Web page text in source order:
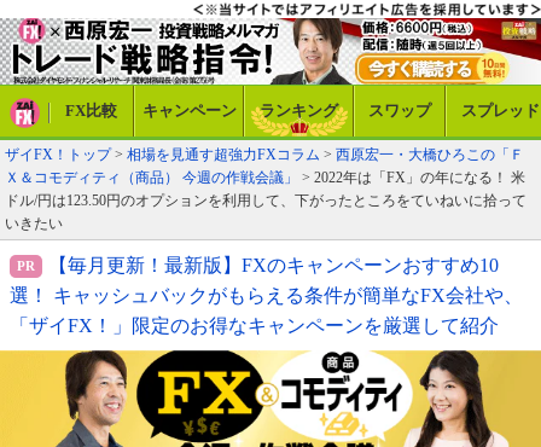
FX比較 キャンペーン ランキング スワップ スプレッド
ザイFX！トップ> 相場を見通す超強力FXコラム > 西原宏一・大橋ひろこの「Ｆ
Ｘ＆コモディティ（商品） 今週の作戦会議」
> 2022年は「FX」の年になる！ 米
ドル/円は123.50円のオプションを利用して、下がったところをていねいに拾って
いきたい
【毎月更新！最新版】FXのキャンペーンおすすめ10
選！ キャッシュバックがもらえる条件が簡単なFX会社や、
「ザイFX！」限定のお得なキャンペーンを厳選して紹介